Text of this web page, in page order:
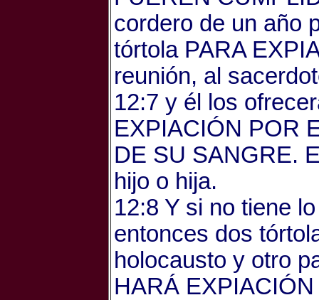
cordero de un año
tórtola PARA
reunión, al
12:7 y él los
EXPIACIÓN POR
DE SU SANGRE.
hijo o hija.
12:8 Y si no tiene
entonces dos
holocausto y otro
HARÁ